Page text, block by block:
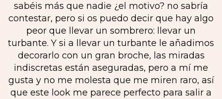
sabéis más que nadie ¿el motivo? no sabría
contestar, pero si os puedo decir que hay algo
peor que llevar un sombrero: llevar un
turbante. Y si a llevar un turbante le añadimos
decorarlo con un gran broche, las miradas
indiscretas están aseguradas, pero a mí me
gusta y no me molesta que me miren raro, así
que este look me parece perfecto para salir a